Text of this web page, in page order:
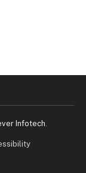
Infotech.